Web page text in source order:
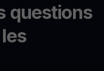
questions